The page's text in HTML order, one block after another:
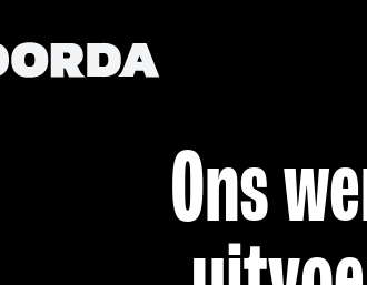
Ons